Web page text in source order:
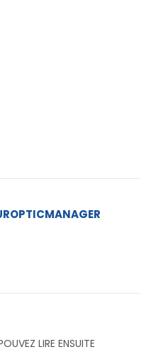
LIRE ENSUITE